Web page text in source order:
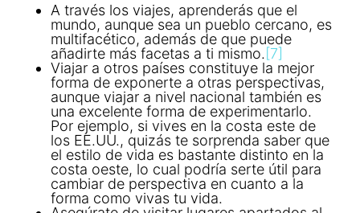
A través los viajes, aprenderás que el
mundo, aunque sea un pueblo cercano, es
multifacético, además de que puede
añadirte más facetas a ti mismo.[7]
Viajar a otros países constituye la mejor
forma de exponerte a otras perspectivas,
aunque viajar a nivel nacional también es
una excelente forma de experimentarlo.
Por ejemplo, si vives en la costa este de
los EE.UU., quizás te sorprenda saber que
el estilo de vida es bastante distinto en la
costa oeste, lo cual podría serte útil para
cambiar de perspectiva en cuanto a la
forma como vivas tu vida.